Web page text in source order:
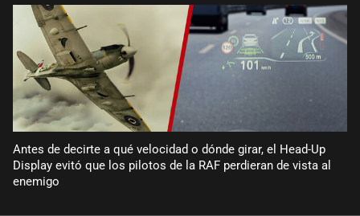
Antes de decirte a qué velocidad o dónde girar, el Head-Up
Display evitó que los pilotos de la RAF perdieran de vista al
enemigo